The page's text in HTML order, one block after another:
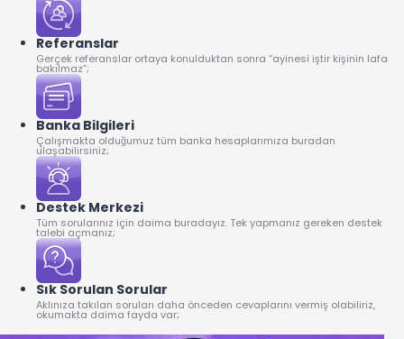
Referanslar
Gerçek referanslar ortaya konulduktan sonra “ayinesi iştir kişinin lafa
bakılmaz”;
Banka Bilgileri
Çalışmakta olduğumuz tüm banka hesaplarımıza buradan
ulaşabilirsiniz;
Destek Merkezi
Tüm sorularınız için daima buradayız. Tek yapmanız gereken destek
talebi açmanız;
Sık Sorulan Sorular
Aklınıza takılan soruları daha önceden cevaplarını vermiş olabiliriz,
okumakta daima fayda var;